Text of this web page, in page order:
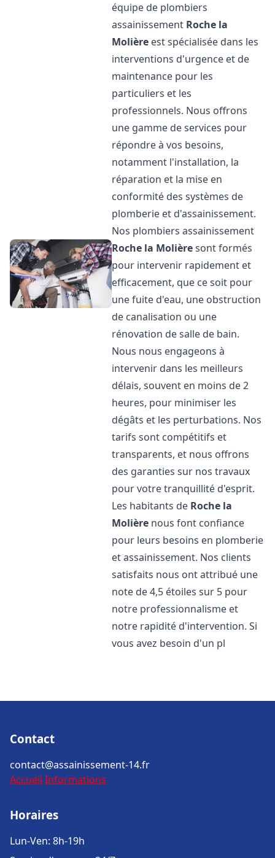
équipe de plombiers
assainissement Roche la
Molière est spécialisée dans les
interventions d'urgence et de
maintenance pour les
particuliers et les
professionnels. Nous offrons
une gamme de services pour
répondre à vos besoins,
notamment l'installation, la
réparation et la mise en
conformité des systèmes de
plomberie et d'assainissement.
Nos plombiers assainissement
Roche la Molièresont formés
pour intervenir rapidement et
efficacement, que ce soit pour
une fuite d'eau, une obstruction
de canalisation ou une
rénovation de salle de bain.
Nous nous engageons à
intervenir dans les meilleurs
délais, souvent en moins de 2
heures, pour minimiser les
dégâts et les perturbations. Nos
tarifs sont compétitifs et
transparents, et nous offrons
des garanties sur nos travaux
pour votre tranquillité d'esprit.
Les habitants de Roche la
Molière nous font confiance
pour leurs besoins en plomberie
et assainissement. Nos clients
satisfaits nous ont attribué une
note de 4,5 étoiles sur 5 pour
notre professionnalisme et
notre rapidité d'intervention. Si
vous avez besoin d'un pl
Contact
contact@assainissement-14.fr
Accueil Informations
Horaires
Lun-Ven: 8h-19h